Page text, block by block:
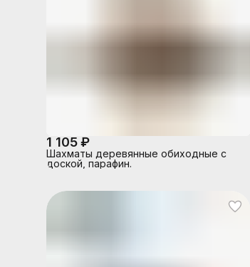
1 105 ₽
Шахматы деревянные обиходные с
доской, парафин.